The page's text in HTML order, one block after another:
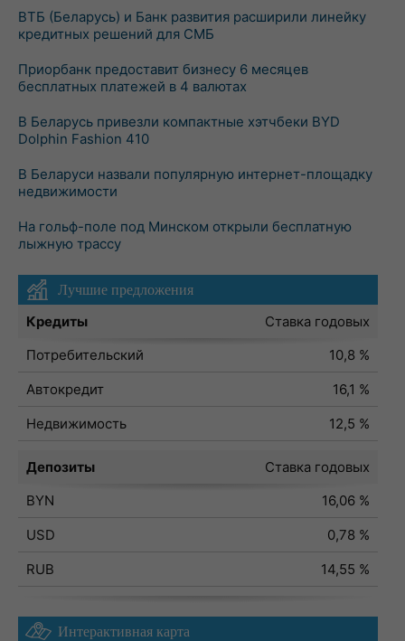
ВТБ (Беларусь) и Банк развития расширили линейку
кредитных решений для СМБ
Приорбанк предоставит бизнесу 6 месяцев
бесплатных платежей в 4 валютах
В Беларусь привезли компактные хэтчбеки BYD
Dolphin Fashion 410
В Беларуси назвали популярную интернет-площадку
недвижимости
На гольф-поле под Минском открыли бесплатную
лыжную трассу
Лучшие предложения
Кредиты
Ставка годовых
Потребительский
10,8 %
Автокредит
16,1 %
Недвижимость
12,5 %
Депозиты
Ставка годовых
BYN
16,06 %
USD
0,78 %
RUB
14,55 %
Интерактивная карта